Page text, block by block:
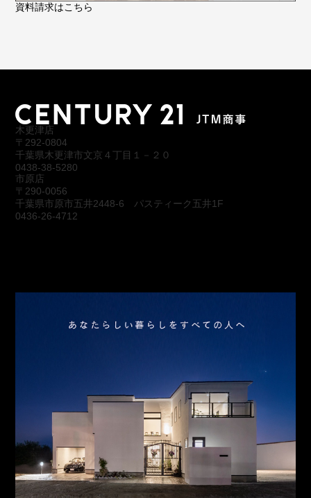
資料請求はこちら
木更津店
〒292-0804
千葉県木更津市文京４丁目１－２０
0438-38-5280
市原店
〒290-0056
千葉県市原市五井2448-6 パスティーク五井1F
0436-26-4712